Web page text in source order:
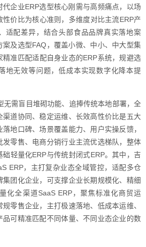
企业ERP选型核心刚需与高频痛点，以场
价比为核心准则，多维度对比主流ERP产
适配差异，结合头部食品品牌真实落地案
及选型FAQ，覆盖小微、中小、中大型集
精准匹配适配自身业态的ERP系统，规避选
地无效等问题，低成本实现数字化降本提
无需盲目堆砌功能、追捧传统本地部署，全
道协同、稳定运维、长效高性价比是五大
地口碑、场景覆盖能力、用户实操反馈，
发零售、电商分销行业主流优选梯队，整体
轻量化ERP与传统封闭式ERP。其中，吉
ERP，主打复杂业态全域管控，适配多仓
团化企业，可支撑企业长期规模化、精细
化全渠道SaaS ERP，聚焦标准化商贸运
零售企业，主打极速落地、低成本运维、
可精准匹配不同体量、不同业态企业的数